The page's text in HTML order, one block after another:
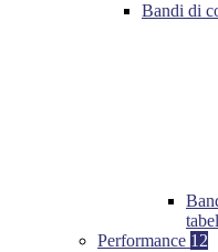
Bandi di
Performance 12